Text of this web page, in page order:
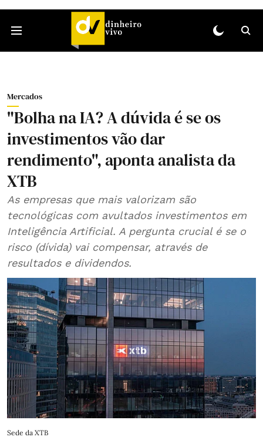
Mercados
"Bolha na IA? A dúvida é se os
investimentos vão dar
rendimento", aponta analista da
XTB
As empresas que mais valorizam são
tecnológicas com avultados investimentos em
Inteligência Artificial. A pergunta crucial é se o
risco (dívida) vai compensar, através de
resultados e dividendos.
Sede da XTB